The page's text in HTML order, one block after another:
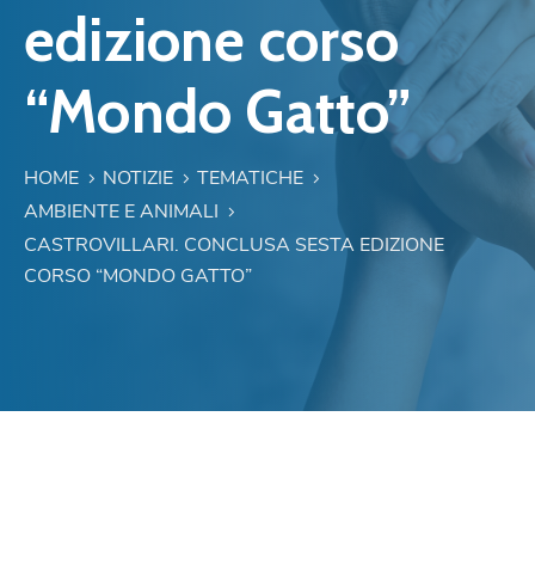
edizione corso
“Mondo Gatto”
HOME NOTIZIE
TEMATICHE
AMBIENTE E ANIMALI
CASTROVILLARI. CONCLUSA SESTA EDIZIONE
CORSO “MONDO GATTO”